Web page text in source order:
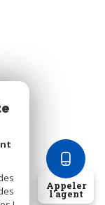
Appeler
l'agent